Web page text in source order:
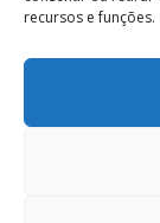
recursos e funções.